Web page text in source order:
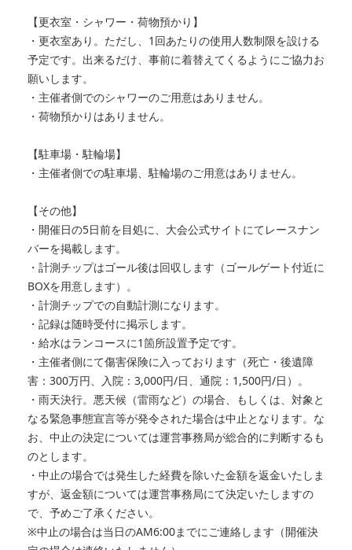
【更衣室・シャワー・荷物預かり】
・更衣室あり。ただし、1回あたりの使用人数制限を設ける
予定です。出来るだけ、事前に着替えてくるようにご協力お
願いします。
・主催者側でのシャワーのご用意はありません。
・荷物預かりはありません。
【駐車場・駐輪場】
・主催者側での駐車場、駐輪場のご用意はありません。
【その他】
・開催日の5日前を目処に、大会公式サイトにてレースナン
バーを掲載します。
・計測チップはゴール後は回収します（ゴールゲート付近に
BOXを用意します）。
・計測チップでの自動計測になります。
・記録は随時受付に掲示します。
・給水はランコースに1箇所設置予定です。
・主催者側にて傷害保険に入っております（死亡・後遺障
害：300万円、入院：3,000円/日、通院：1,500円/日）。
・雨天決行。悪天候（雷雨など）の場合、もしくは、対象と
なる緊急事態宣言等が発令された場合は中止となります。な
お、中止の決定については運営事務局が総合的に判断するも
のとします。
・中止の場合では発生した経費を除いた金額を返金いたしま
すが、返金額については運営事務局にて決定いたしますの
で、予めご了承ください。
※中止の場合は当日のAM6:00までにご連絡します（開催決